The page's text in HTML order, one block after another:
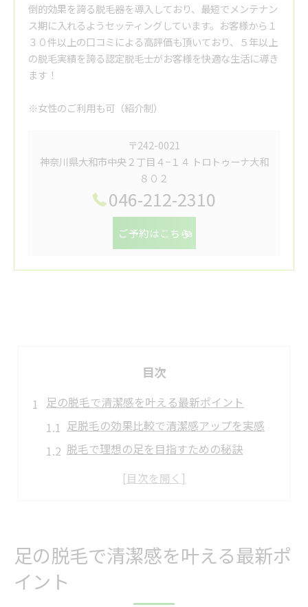
倒的効果を誇る脱毛器を導入しており、最短でメンテナン
ス期に入れるようセッティングしています。お客様から１
３０件以上の口コミによる高評価も頂いており、５年以上
の脱毛実績を誇る認定脱毛士がお客様を快適な生活に導き
ます！
※女性のご利用も可（紹介制）
〒242-0021
神奈川県大和市中央２丁目４−１４ トロトゥーナ大和
８０２
046-212-2310
ご予約はこちら
目次
足の脱毛で清潔感を叶える最新ポイント
足脱毛の効果比較で清潔感アップを実感
脱毛で理想の足を目指すための秘訣
清潔感を保つ脱毛ケアの注意点とは
相模原市南区で主流の足脱毛法を一覧比較
足の脱毛で清潔感を叶える最新ポ
イント